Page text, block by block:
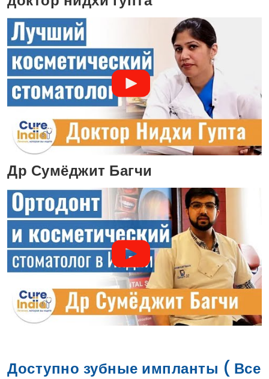
Др Сумёджит Багчи
Доступно зубные импланты ( Все